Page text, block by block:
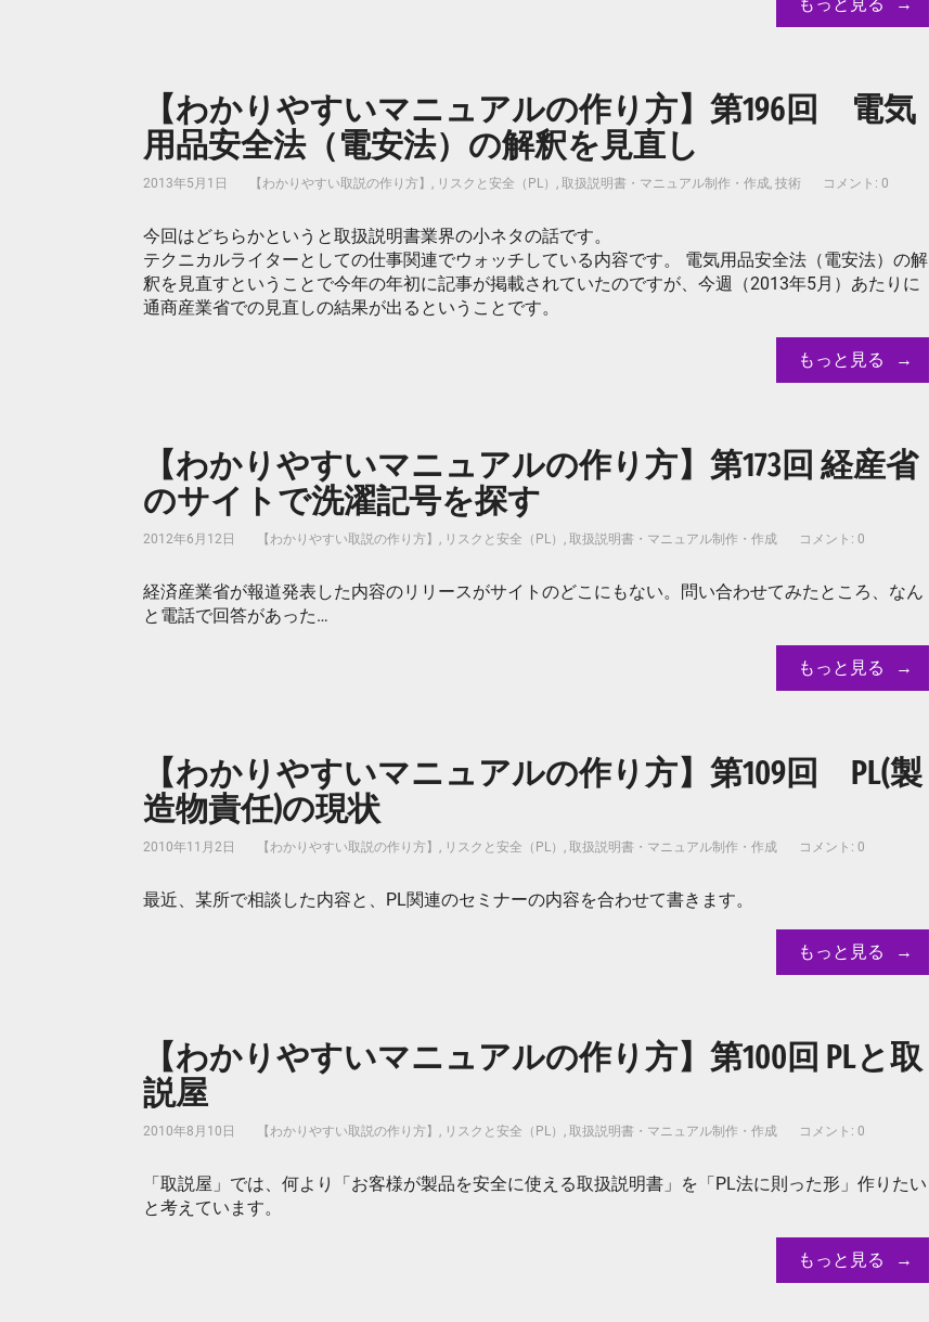
【わかりやすいマニュアルの作り方】第196回 電気
用品安全法（電安法）の解釈を見直し
2013年5月1日 【わかりやすい取説の作り方】 , リスクと安全（PL） , 取扱説明書・マニュアル制作・作成, 技術 コメント: 0
今回はどちらかというと取扱説明書業界の小ネタの話です。
テクニカルライターとしての仕事関連でウォッチしている内容です。 電気用品安全法（電安法）の解
釈を見直すということで今年の年初に記事が掲載されていたのですが、今週（2013年5月）あたりに
通商産業省での見直しの結果が出るということです。
もっと見る
【わかりやすいマニュアルの作り方】第173回 経産省
のサイトで洗濯記号を探す
2012年6月12日 【わかりやすい取説の作り方】 , リスクと安全（PL） , 取扱説明書・マニュアル制作・作成 コメント: 0
経済産業省が報道発表した内容のリリースがサイトのどこにもない。問い合わせてみたところ、なん
と電話で回答があった…
もっと見る
【わかりやすいマニュアルの作り方】第109回 PL(製
造物責任)の現状
2010年11月2日 【わかりやすい取説の作り方】 , リスクと安全（PL） , 取扱説明書・マニュアル制作・作成 コメント: 0
最近、某所で相談した内容と、PL関連のセミナーの内容を合わせて書きます。
もっと見る
【わかりやすいマニュアルの作り方】第100回 PLと取
説屋
2010年8月10日 【わかりやすい取説の作り方】 , リスクと安全（PL） , 取扱説明書・マニュアル制作・作成 コメント: 0
「取説屋」では、何より「お客様が製品を安全に使える取扱説明書」を「PL法に則った形」作りたい
と考えています。
もっと見る